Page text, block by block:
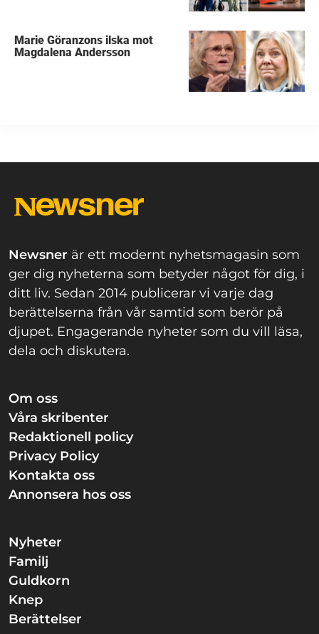
Marie Göranzons ilska mot
Magdalena Andersson
Newsner är ett modernt nyhetsmagasin som
ger dig nyheterna som betyder något för dig, i
ditt liv. Sedan 2014 publicerar vi varje dag
berättelserna från vår samtid som berör på
djupet. Engagerande nyheter som du vill läsa,
dela och diskutera.
Om oss
Våra skribenter
Redaktionell policy
Privacy Policy
Kontakta oss
Annonsera hos oss
Nyheter
Familj
Guldkorn
Knep
Berättelser